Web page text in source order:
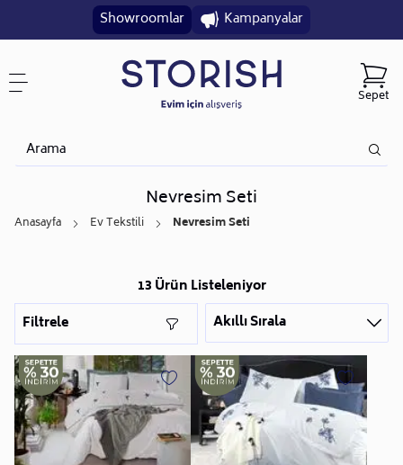
Showroomlar Kampanyalar
Sepet
Nevresim Seti
Anasayfa Ev Tekstili Nevresim Seti
13 Ürün Listeleniyor
Filtrele
Akıllı Sırala